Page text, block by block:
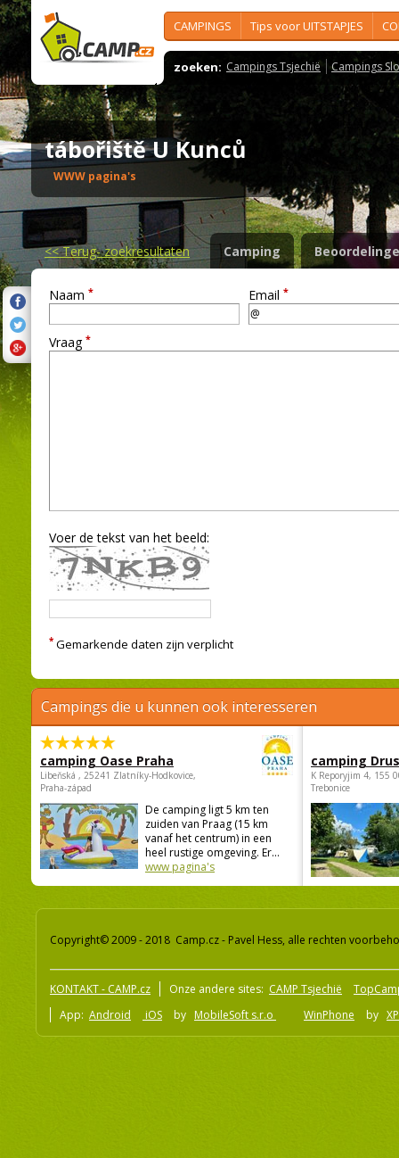
CAMPINGS Tips voor UITSTAPJES
zoeken: Campings Tsjechië Campings
tábořiště U Kunců
WWW pagina's
<<Terug- zoekresultaten Camping
Naam * Email *
Vraag *
Voer de tekst van het beeld:
* Gemarkende daten zijn verplicht
Campings die u kunnen ook interesseren
camping Oase Praha
Libeňská , 25241 Zlatníky-Hodkovice,
Praha-západ
De camping ligt 5 km ten
zuiden van Praag (15 km
vanaf het centrum) in een
heel rustige omgeving. Er...
www pagina's
camping
K Reporyjim 4, 155
Trebonice
Copyright© 2009 - 2018 Camp.cz - Pavel Hess, alle rechten
KONTAKT - CAMP.cz Onze andere sites: CAMP Tsjechië
App: Android iOS by MobileSoft s.r.o WinPhone by